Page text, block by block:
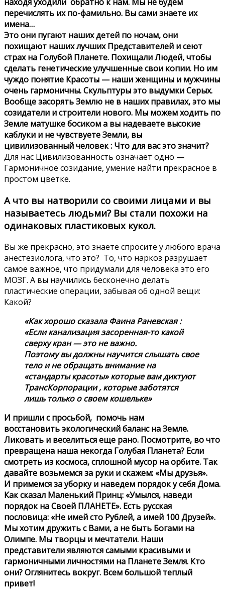
перечислять их по-фамильно. Вы сами знаете их
имена…
Это они пугают наших детей по ночам, они
похищают наших лучших Представителей и сеют
страх на Голубой Планете. Похищали Людей, чтобы
сделать генетические улучшенные свои копии. Но им
чуждо понятие Красоты — наши женщины и мужчины
очень гармоничны. Скульптуры это выдумки Серых.
Вообще засорять Землю не в наших правилах, это мы
созидатели и строители нового. Мы можем ходить по
Земле матушке босиком а вы надеваете высокие
каблуки и не чувствуете Земли, вы
цивилизованный человек : Что для вас это значит?
Для нас Цивилизованность означает одно —
Гармоничное созидание, умение найти прекрасное в
простом цветке.
А что вы натворили со своими лицами и вы
называетесь людьми? Вы стали похожи на
одинаковых пластиковых кукол.
Вы же прекрасно, это знаете спросите у любого врача
анестезиолога, что это? То, что наркоз разрушает
самое важное, что придумали для человека это его
МОЗГ. А вы научились бесконечно делать
пластические операции, забывая об одной вещи:
Какой?
«Как хорошо сказала Фаина Раневская :
«Если канализация засоренная-то какой
сверху кран — это не важно.
Поэтому вы должны научится слышать свое
тело и не обращать внимание на
«стандарты красоты» которые вам диктуют
ТрансКорпорации , которые заботятся
лишь только о своем кошельке»
И пришли с просьбой, помочь нам
восстановить экологический баланс на Земле.
Ликовать и веселиться еще рано. Посмотрите, во что
превращена наша некогда Голубая Планета? Если
смотреть из космоса, сплошной мусор на орбите. Так
давайте возьмемся за руки и скажем: «Мы друзья».
И примемся за уборку и наведем порядок у себя Дома.
Как сказал Маленький Принц: «Умылся, наведи
порядок на Своей ПЛАНЕТЕ». Есть русская
пословица: «Не имей сто Рублей, а имей 100 Друзей».
Мы хотим дружить с Вами, а не быть Богами на
Олимпе. Мы творцы и мечтатели. Наши
представители являются самыми красивыми и
гармоничными личностями на Планете Земля. Кто
они? Оглянитесь вокруг. Всем большой теплый
привет!